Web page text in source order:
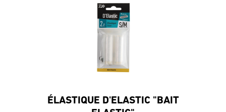
ÉLASTIQUE D'ELASTIC "BAIT